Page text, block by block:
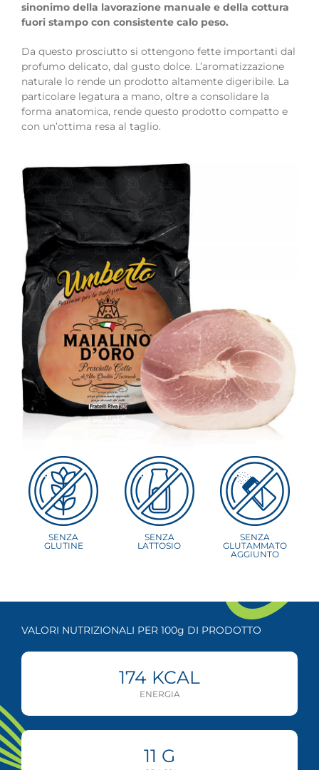
sinonimo della lavorazione manuale e della cottura
fuori stampo con consistente calo peso.
Da questo prosciutto si ottengono fette importanti dal
profumo delicato, dal gusto dolce. L’aromatizzazione
naturale lo rende un prodotto altamente digeribile. La
particolare legatura a mano, oltre a consolidare la
forma anatomica, rende questo prodotto compatto e
con un’ottima resa al taglio.
SENZA
GLUTINE
SENZA
LATTOSIO
SENZA
GLUTAMMATO
AGGIUNTO
VALORI NUTRIZIONALI PER 100g DI PRODOTTO
174 KCAL
ENERGIA
11 G